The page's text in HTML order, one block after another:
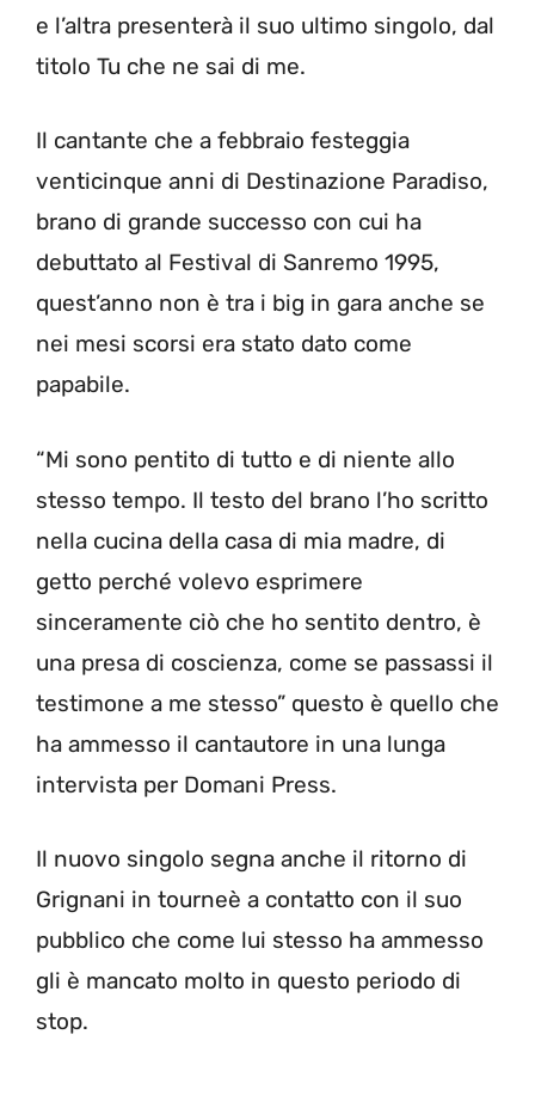
e l’altra presenterà il suo ultimo singolo, dal
titolo Tu che ne sai di me.
Il cantante che a febbraio festeggia
venticinque anni di Destinazione Paradiso,
brano di grande successo con cui ha
debuttato al Festival di Sanremo 1995,
quest’anno non è tra i big in gara anche se
nei mesi scorsi era stato dato come
papabile.
“Mi sono pentito di tutto e di niente allo
stesso tempo. Il testo del brano l’ho scritto
nella cucina della casa di mia madre, di
getto perché volevo esprimere
sinceramente ciò che ho sentito dentro, è
una presa di coscienza, come se passassi il
testimone a me stesso” questo è quello che
ha ammesso il cantautore in una lunga
intervista per Domani Press.
Il nuovo singolo segna anche il ritorno di
Grignani in tourneè a contatto con il suo
pubblico che come lui stesso ha ammesso
gli è mancato molto in questo periodo di
stop.